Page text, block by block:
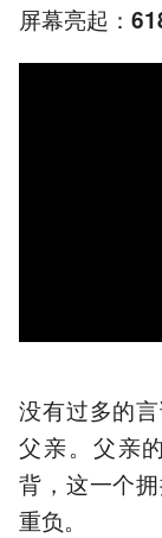
屏幕亮起：
没有过多的
父亲。父亲
背，这一个
重负。